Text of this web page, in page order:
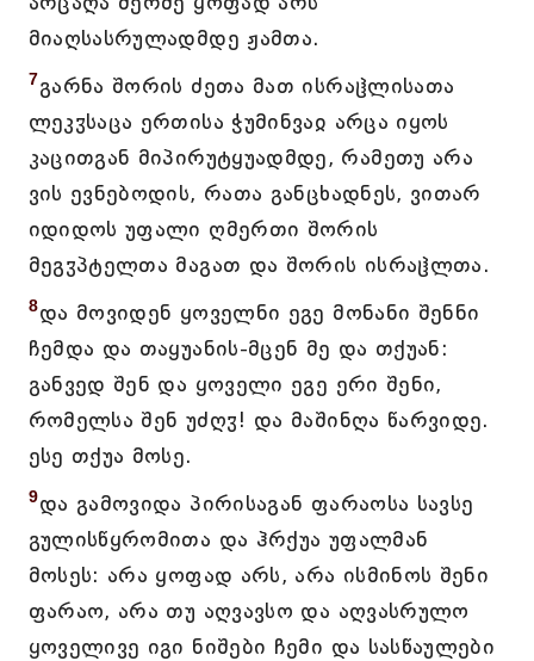
მიაღსასრულადმდე ჟამთა.
7გარნა შორის ძეთა მათ ისრაჱლისათა
ლეკჳსაცა ერთისა ჭუმინვაჲ არცა იყოს
კაცითგან მიპირუტყუადმდე, რამეთუ არა
ვის ევნებოდის, რათა განცხადნეს, ვითარ
იდიდოს უფალი ღმერთი შორის
მეგჳპტელთა მაგათ და შორის ისრაჱლთა.
8და მოვიდენ ყოველნი ეგე მონანი შენნი
ჩემდა და თაყუანის-მცენ მე და თქუან:
განვედ შენ და ყოველი ეგე ერი შენი,
რომელსა შენ უძღჳ! და მაშინღა წარვიდე.
ესე თქუა მოსე.
9და გამოვიდა პირისაგან ფარაოსა სავსე
გულისწყრომითა და ჰრქუა უფალმან
მოსეს: არა ყოფად არს, არა ისმინოს შენი
ფარაო, არა თუ აღვავსო და აღვასრულო
ყოველივე იგი ნიშები ჩემი და სასწაულები